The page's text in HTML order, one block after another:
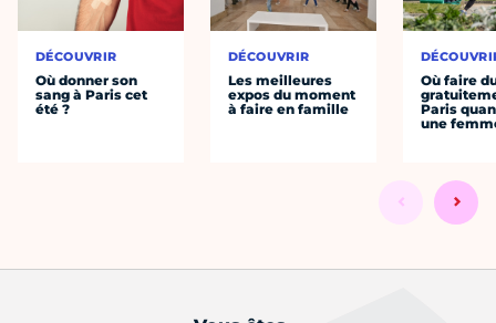
DÉCOUVRIR
Où donner son
sang à Paris cet
été ?
DÉCOUVRIR
Les meilleures
expos du moment
à faire en famille
Où faire
Paris
une